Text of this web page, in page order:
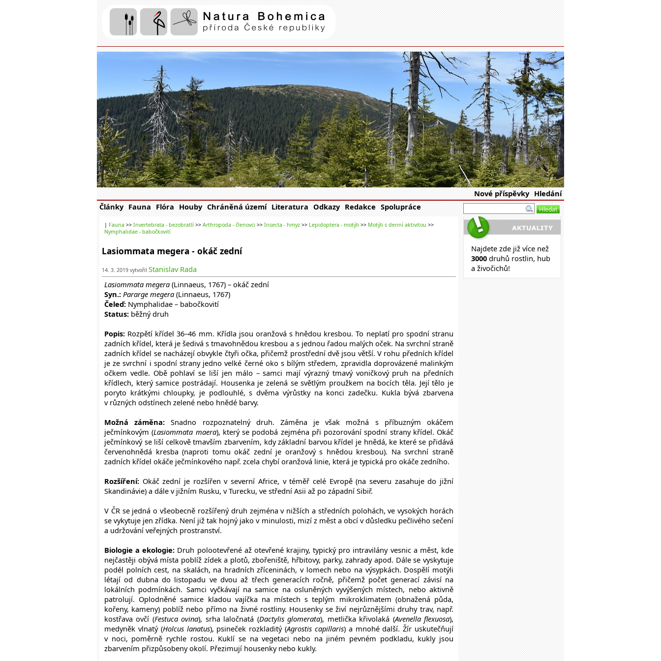
Natura Bohemica| příroda České republiky
Nové příspěvky Hledání
Články Fauna Flóra Houby Chráněná území Literatura Odkazy Redakce Spolupráce
| Fauna >> Invertebrata - bezobratlí >> Arthropoda - členovci >> Insecta - hmyz >> Lepidoptera - motýli >> Motýli s denní aktivitou >>
Nymphalidae - babočkovití
Lasiommata megera - okáč zední
14. 3. 2019 vytvořil Stanislav Rada
Lasiommata megera (Linnaeus, 1767) – okáč zední
Syn.: Pararge megera (Linnaeus, 1767)
Čeleď: Nymphalidae – babočkovití
Status: běžný druh
Popis: Rozpětí křídel 36–46 mm. Křídla jsou oranžová s hnědou kresbou. To neplatí pro spodní stranu
zadních křídel, která je šedivá s tmavohnědou kresbou a s jednou řadou malých oček. Na svrchní straně
zadních křídel se nacházejí obvykle čtyři očka, přičemž prostřední dvě jsou větší. V rohu předních křídel
je ze svrchní i spodní strany jedno velké černé oko s bílým středem, zpravidla doprovázené malinkým
očkem vedle. Obě pohlaví se liší jen málo – samci mají výrazný tmavý voničkový pruh na předních
křídlech, který samice postrádají. Housenka je zelená se světlým proužkem na bocích těla. Její tělo je
poryto krátkými chloupky, je podlouhlé, s dvěma výrůstky na konci zadečku. Kukla bývá zbarvena
v různých odstínech zelené nebo hnědé barvy.
Možná záměna: Snadno rozpoznatelný druh. Záměna je však možná s příbuzným okáčem
ječmínkovým (Lasiommata maera), který se podobá zejména při pozorování spodní strany křídel. Okáč
ječmínkový se liší celkově tmavším zbarvením, kdy základní barvou křídel je hnědá, ke které se přidává
červenohnědá kresba (naproti tomu okáč zední je oranžový s hnědou kresbou). Na svrchní straně
zadních křídel okáče ječmínkového např. zcela chybí oranžová linie, která je typická pro okáče zedního.
Rozšíření: Okáč zední je rozšířen v severní Africe, v téměř celé Evropě (na severu zasahuje do jižní
Skandinávie) a dále v jižním Rusku, v Turecku, ve střední Asii až po západní Sibiř.
V ČR se jedná o všeobecně rozšířený druh zejména v nižších a středních polohách, ve vysokých horách
se vykytuje jen zřídka. Není již tak hojný jako v minulosti, mizí z měst a obcí v důsledku pečlivého sečení
a udržování veřejných prostranství.
Biologie a ekologie: Druh polootevřené až otevřené krajiny, typický pro intravilány vesnic a měst, kde
nejčastěji obývá místa poblíž zídek a plotů, zbořeniště, hřbitovy, parky, zahrady apod. Dále se vyskytuje
podél polních cest, na skalách, na hradních zříceninách, v lomech nebo na výsypkách. Dospělí motýli
létají od dubna do listopadu ve dvou až třech generacích ročně, přičemž počet generací závisí na
lokálních podmínkách. Samci vyčkávají na samice na osluněných vyvýšených místech, nebo aktivně
patrolují. Oplodněné samice kladou vajíčka na místech s teplým mikroklimatem (obnažená půda,
kořeny, kameny) poblíž nebo přímo na živné rostliny. Housenky se živí nejrůznějšími druhy trav, např.
kostřava ovčí (Festuca ovina), srha laločnatá (Dactylis glomerata), metlička křivolaká (Avenella flexuosa),
medyněk vlnatý (Holcus lanatus), psineček rozkladitý (Agrostis capillaris) a mnohé další. Žír uskutečňují
v noci, poměrně rychle rostou. Kuklí se na vegetaci nebo na jiném pevném podkladu, kukly jsou
zbarvením přizpůsobeny okolí. Přezimují housenky nebo kukly.
Najdete zde již více než
3000 druhů rostlin, hub
a živočichů!